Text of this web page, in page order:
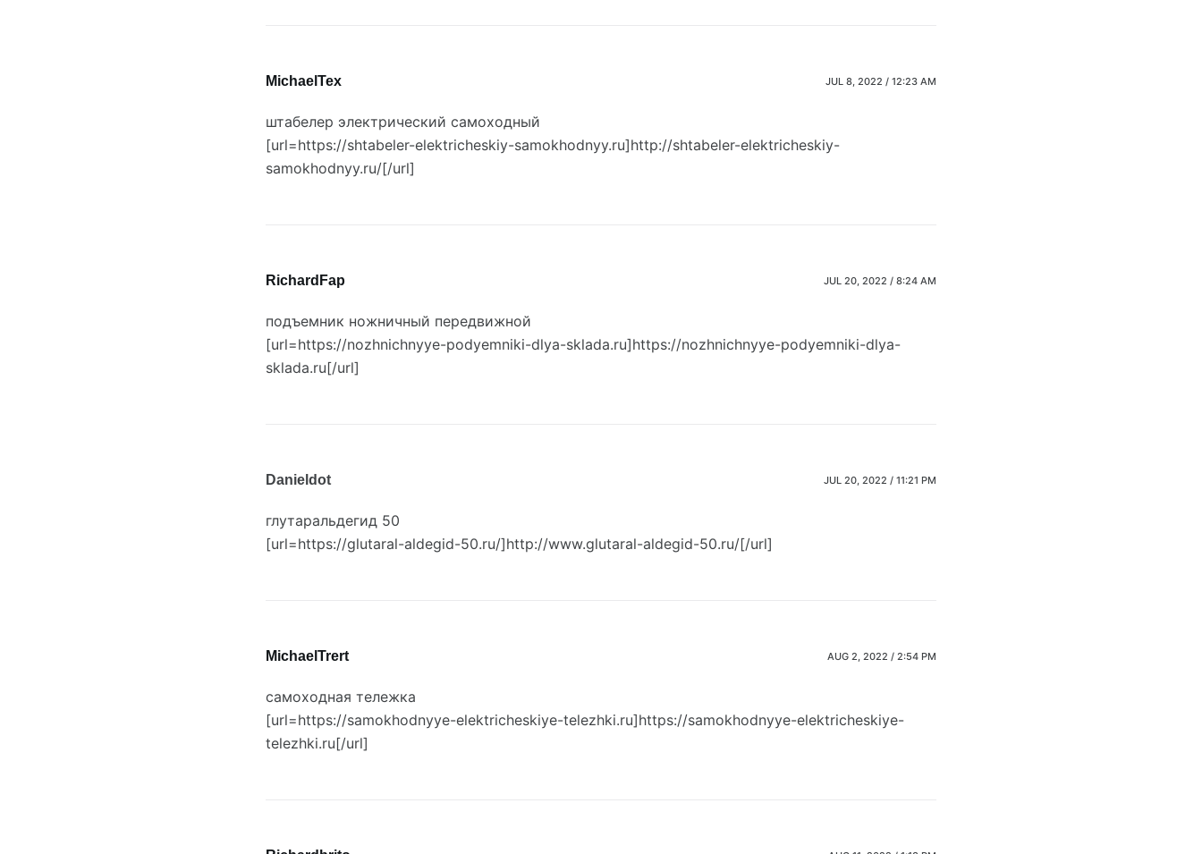
MichaelTex JUL 8, 2022 / 12:23 AM
штабелер электрический самоходный
[url=https://shtabeler-elektricheskiy-samokhodnyy.ru]http://shtabeler-elektricheskiy-
samokhodnyy.ru/[/url]
RichardFap JUL 20, 2022 / 8:24 AM
подъемник ножничный передвижной
[url=https://nozhnichnyye-podyemniki-dlya-sklada.ru]https://nozhnichnyye-podyemniki-dlya-
sklada.ru[/url]
Danieldot JUL 20, 2022 / 11:21 PM
глутаральдегид 50
[url=https://glutaral-aldegid-50.ru/]http://www.glutaral-aldegid-50.ru/[/url]
MichaelTrert AUG 2, 2022 / 2:54 PM
самоходная тележка
[url=https://samokhodnyye-elektricheskiye-telezhki.ru]https://samokhodnyye-elektricheskiye-
telezhki.ru[/url]